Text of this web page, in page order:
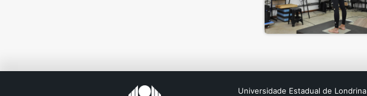
Universidade Estadual de Londrina